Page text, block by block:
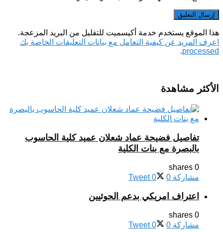
هذا الموقع يستخدم خدمة أكيسميت للتقليل من البريد المزعجة.
اعرف المزيد عن كيفية التعامل مع بيانات التعليقات الخاصة بك
processed
.
الأكثر مشاهدة
تفاصيل فضيحة عماد شعلان عميد كلية الحاسوب
بالبصرة مع بنات الكلية
0 shares
مشاركة 0
Tweet 0
اعتراف امريكي بدعم الحوثيين
0 shares
مشاركة 0
Tweet 0